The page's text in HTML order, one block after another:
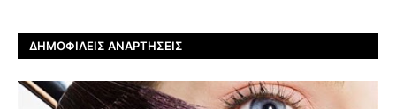
ΔΗΜΟΦΙΛΕΊΣ ΑΝΑΡΤΉΣΕΙΣ